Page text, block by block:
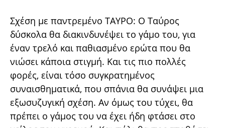
Σχέση με παντρεμένο ΤΑΥΡΟ: Ο Ταύρος
δύσκολα θα διακινδυνέψει το γάμο του, για
έναν τρελό και παθιασμένο ερώτα που θα
νιώσει κάποια στιγμή. Και τις πιο πολλές
φορές, είναι τόσο συγκρατημένος
συναισθηματικά, που σπάνια θα συνάψει μια
εξωσυζυγική σχέση. Αν όμως του τύχει, θα
πρέπει ο γάμος του να έχει ήδη φτάσει στο